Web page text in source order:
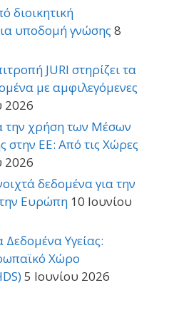
διοικητική
υποδομή γνώσης 8
JURI στηρίζει τα
με αμφιλεγόμενες
2026
την χρήση των Μέσων
στην ΕΕ: Από τις Χώρες
2026
δεδομένα για την
Ευρώπη 10 Ιουνίου
Υγείας:
Χώρο
5 Ιουνίου 2026